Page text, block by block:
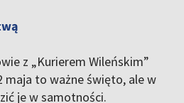
z „Kurierem Wileńskim”
maja to ważne święto, ale w
je w samotności.